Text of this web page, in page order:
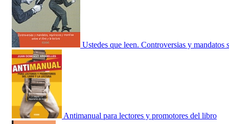
Ustedes que leen. Controversias y mandatos
Antimanual para lectores y promotores del libro